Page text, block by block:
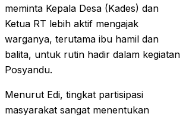
meminta Kepala Desa (Kades) dan
Ketua RT lebih aktif mengajak
warganya, terutama ibu hamil dan
balita, untuk rutin hadir dalam kegiatan
Posyandu.
Menurut Edi, tingkat partisipasi
masyarakat sangat menentukan